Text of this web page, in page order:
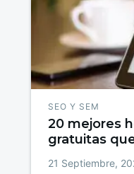
SEO Y SEM
20 mejores
gratuitas
21 Septiembre,